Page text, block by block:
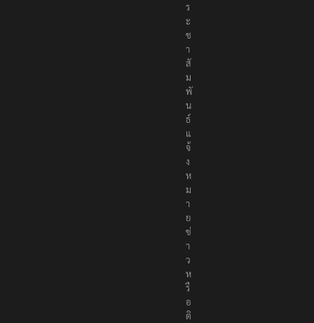
ร
ะ
ช
า
สั
ม
พั
น
ธ์
แ
จ้
ง
ห
ม
า
ย
ข่
า
ว
ห
รื
อ
ติ